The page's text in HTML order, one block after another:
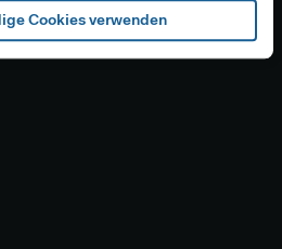
geografische Lage erfassen,
Meter genau sein können
Scannen nach bestimmten
identifizieren
Sie Ihre Präferenzen im
Cookies verwenden